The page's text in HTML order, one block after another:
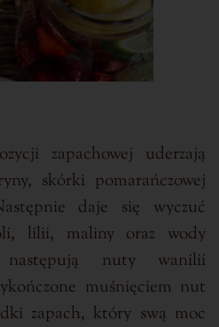
zapachowej uderzają
skórki pomarańczowej
daje się wyczuć
lilii, maliny oraz wody
następują nuty wanilii
muśnięciem nut
zapach, który swą moc